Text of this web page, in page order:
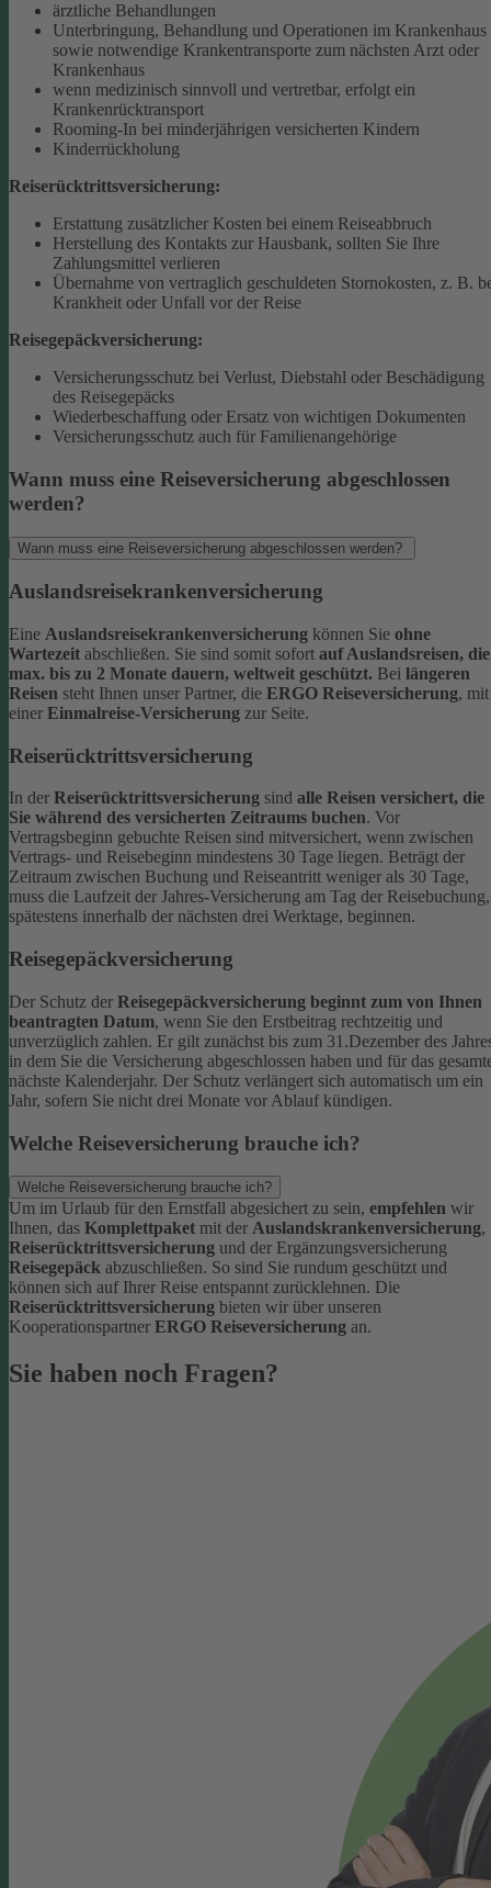
ärztliche Behandlungen
Unterbringung, Behandlung und Operationen im Krankenhaus
sowie notwendige Krankentransporte zum nächsten Arzt oder
Krankenhaus
wenn medizinisch sinnvoll und vertretbar, erfolgt ein
Krankenrücktransport
Rooming-In bei minderjährigen versicherten Kindern
Kinderrückholung
Reiserücktrittsversicherung:
Erstattung zusätzlicher Kosten bei einem Reiseabbruch
Herstellung des Kontakts zur Hausbank, sollten Sie Ihre
Zahlungsmittel verlieren
Übernahme von vertraglich geschuldeten Stornokosten, z. B.
Krankheit oder Unfall vor der Reise
Reisegepäckversicherung:
Versicherungsschutz bei Verlust, Diebstahl oder Beschädigung
des Reisegepäcks
Wiederbeschaffung oder Ersatz von wichtigen Dokumenten
Versicherungsschutz auch für Familienangehörige
Wann muss eine Reiseversicherung abgeschlossen
werden?
Wann muss eine Reiseversicherung abgeschlossen werden?
Auslandsreisekrankenversicherung
Eine Auslandsreisekrankenversicherung können Sie ohne
Wartezeit abschließen. Sie sind somit sofort auf Auslandsreisen, die
max. bis zu 2 Monate dauern, weltweit geschützt. Bei längeren
Reisen steht Ihnen unser Partner, die ERGO Reiseversicherung, mit
einer Einmalreise-Versicherung zur Seite.
Reiserücktrittsversicherung
In der Reiserücktrittsversicherung sind alle Reisen versichert, die
Sie während des versicherten Zeitraums buchen. Vor
Vertragsbeginn gebuchte Reisen sind mitversichert, wenn zwischen
Vertrags- und Reisebeginn mindestens 30 Tage liegen. Beträgt der
Zeitraum zwischen Buchung und Reiseantritt weniger als 30 Tage,
muss die Laufzeit der Jahres-Versicherung am Tag der Reisebuchung,
spätestens innerhalb der nächsten drei Werktage, beginnen.
Reisegepäckversicherung
Der Schutz der Reisegepäckversicherung beginnt zum von Ihnen
beantragten Datum, wenn Sie den Erstbeitrag rechtzeitig und
unverzüglich zahlen. Er gilt zunächst bis zum 31.Dezember des
in dem Sie die Versicherung abgeschlossen haben und für das
nächste Kalenderjahr. Der Schutz verlängert sich automatisch um ein
Jahr, sofern Sie nicht drei Monate vor Ablauf kündigen.
Welche Reiseversicherung brauche ich?
Welche Reiseversicherung brauche ich?
Um im Urlaub für den Ernstfall abgesichert zu sein, empfehlen wir
Ihnen, das Komplettpaket mit der Auslandskrankenversicherung,
Reiserücktrittsversicherung und der Ergänzungsversicherung
Reisegepäck abzuschließen. So sind Sie rundum geschützt und
können sich auf Ihrer Reise entspannt zurücklehnen. Die
Reiserücktrittsversicherung bieten wir über unseren
Kooperationspartner ERGO Reiseversicherung an.
Sie haben noch Fragen?